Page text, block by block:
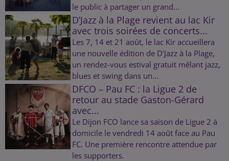
le public à partager un grand...
D’Jazz à la Plage revient au lac Kir
avec trois soirées de concerts...
Les 7, 14 et 21 août, le lac Kir accueillera
une nouvelle édition de D’Jazz à la Plage,
un rendez-vous estival gratuit mêlant jazz,
blues et swing dans un...
DFCO – Pau FC : la Ligue 2 de
retour au stade Gaston-Gérard
avec...
Le Dijon FCO lance sa saison de Ligue 2 à
domicile le vendredi 14 août face au Pau
FC. Une première rencontre attendue par
les supporters.